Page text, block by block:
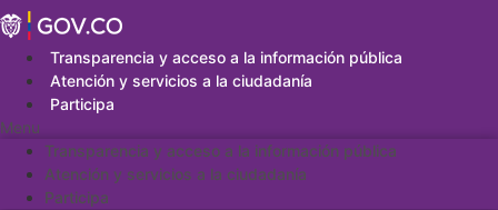
Saltar
al
contenidoTransparencia y acceso a la información pública
Atención y servicios a la ciudadanía
Participa
Menu
Transparencia y acceso a la información pública
Atención y servicios a la ciudadanía
Participa